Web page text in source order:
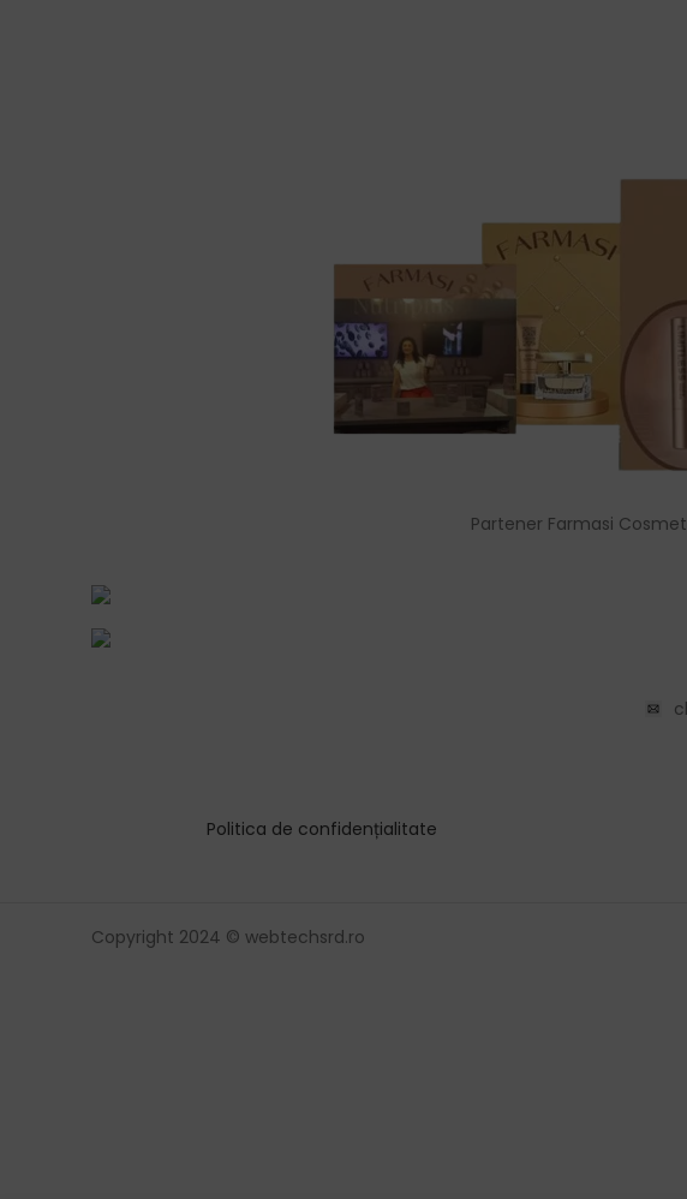
Partener Farmasi
Politica de confidențialitate
Copyright 2024 © webtechsrd.ro